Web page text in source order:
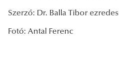
Szerző: Dr. Balla Tibor ezredes
Fotó: Antal Ferenc